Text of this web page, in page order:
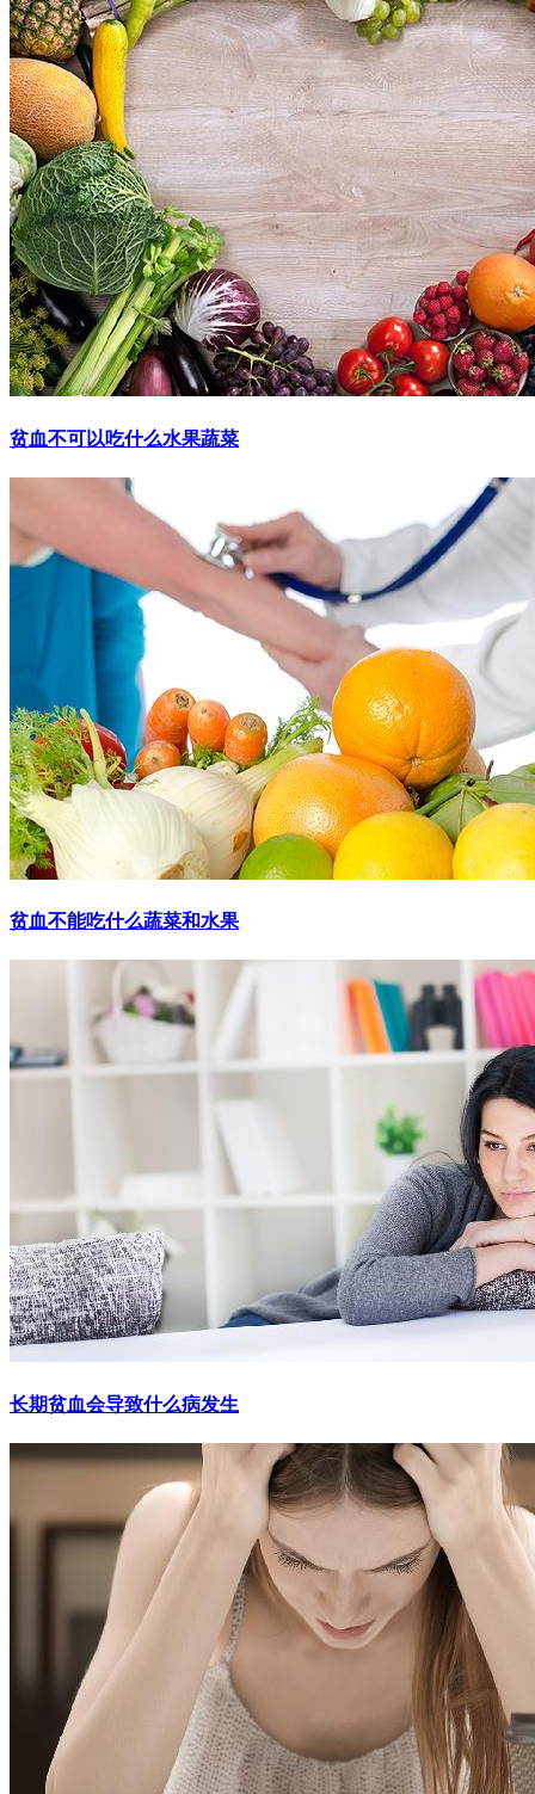
贫血不可以吃什么水果蔬菜
贫血不能吃什么蔬菜和水果
长期贫血会导致什么病发生